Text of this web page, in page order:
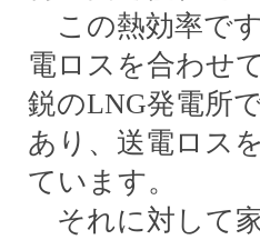
この熱効率で
電ロスを合わせ
鋭のLNG発電所
あり、送電ロス
ています。
それに対して